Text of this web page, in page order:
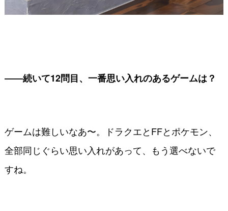
――続いて12問目、一番思い入れのあるゲームは？
ゲームは難しいなあ〜。ドラクエとFFとポケモン、
全部同じぐらい思い入れがあって、もう選べないで
すね。